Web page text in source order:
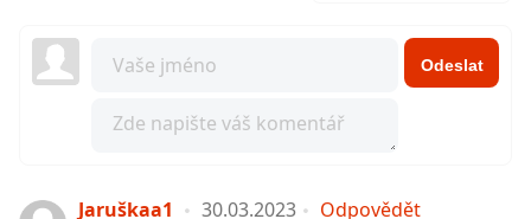
Odeslat
Jaruškaa1 30.03.2023
Odpovědět